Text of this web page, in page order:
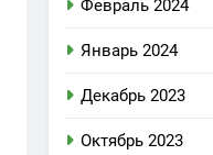
Февраль 2024
Январь 2024
Декабрь 2023
Октябрь 2023